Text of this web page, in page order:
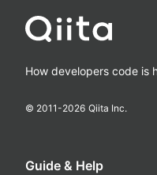
How developers code is
© 2011-2026 Qiita Inc.
Guide & Help